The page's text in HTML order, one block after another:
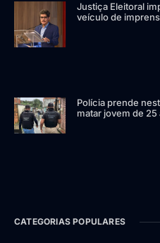
Justiça Eleitoral
veículo de
Polícia prende
matar jovem de
CATEGORIAS POPULARES